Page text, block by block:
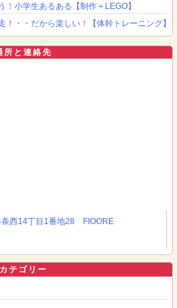
！小学生あるある【制作＋LEGO】
！・・だから楽しい！【体幹トレーニング】
所と連絡先
西14丁目1番地28 FIOORE
カテゴリー